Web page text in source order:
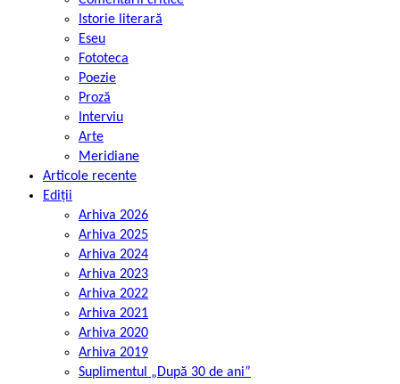
Istorie literară
Eseu
Fototeca
Poezie
Proză
Interviu
Arte
Meridiane
Articole recente
Ediții
Arhiva 2026
Arhiva 2025
Arhiva 2024
Arhiva 2023
Arhiva 2022
Arhiva 2021
Arhiva 2020
Arhiva 2019
Suplimentul „După 30 de ani”